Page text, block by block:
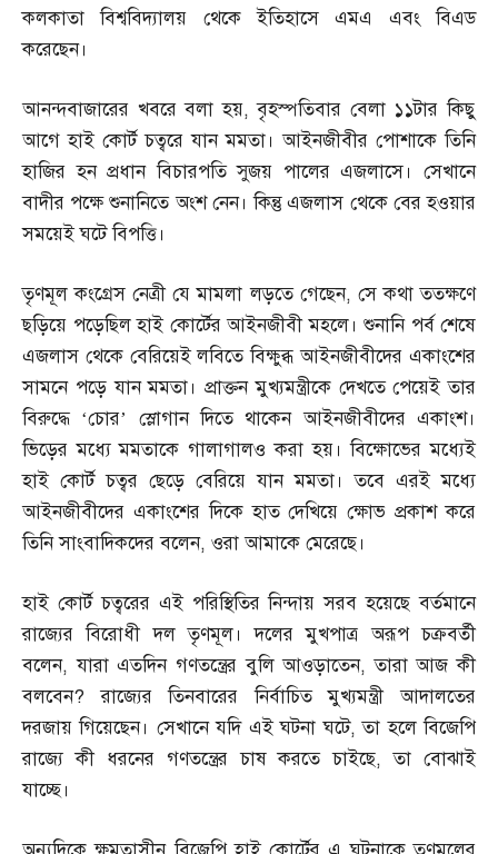
কলকাতা বিশ্ববিদ্যালয় থেকে ইতিহাসে এমএ এবং বিএড
করেছেন।
আনন্দবাজারের খবরে বলা হয়,বৃহস্পতিবার বেলা ১১টার কিছু
আগে হাই কোর্ট চত্বরে যান মমতা। আইনজীবীর পোশাকে তিনি
হাজির হন প্রধান বিচারপতি সুজয় পালের এজলাসে। সেখানে
বাদীর পক্ষে শুনানিতে অংশ নেন। কিন্তু এজলাস থেকে বের হওয়ার
সময়েই ঘটে বিপত্তি।
তৃণমূল কংগ্রেস নেত্রী যে মামলা লড়তে গেছেন, সে কথা ততক্ষণে
ছড়িয়ে পড়েছিল হাই কোর্টের আইনজীবী মহলে। শুনানি পর্ব শেষে
এজলাস থেকে বেরিয়েই লবিতে বিক্ষুব্ধ আইনজীবীদের একাংশের
সামনে পড়ে যান মমতা। প্রাক্তন মুখ্যমন্ত্রীকে দেখতে পেয়েই তার
বিরুদ্ধে ‘চোর’ স্লোগান দিতে থাকেন আইনজীবীদের একাংশ।
ভিড়ের মধ্যে মমতাকে গালাগালও করা হয়। বিক্ষোভের মধ্যেই
হাই কোর্ট চত্বর ছেড়ে বেরিয়ে যান মমতা। তবে এরই মধ্যে
আইনজীবীদের একাংশের দিকে হাত দেখিয়ে ক্ষোভ প্রকাশ করে
তিনি সাংবাদিকদের বলেন, ওরা আমাকে মেরেছে।
হাই কোর্ট চত্বরের এই পরিস্থিতির নিন্দায় সরব হয়েছে বর্তমানে
রাজ্যের বিরোধী দল তৃণমূল। দলের মুখপাত্র অরূপ চক্রবর্তী
বলেন,যারা এতদিন গণতন্ত্রের বুলি আওড়াতেন,তারা আজ কী
বলবেন?রাজ্যের তিনবারের নির্বাচিত মুখ্যমন্ত্রী আদালতের
দরজায় গিয়েছেন। সেখানে যদি এই ঘটনা ঘটে,তা হলে বিজেপি
রাজ্যে কী ধরনের গণতন্ত্রের চাষ করতে চাইছে,তা বোঝাই
যাচ্ছে।